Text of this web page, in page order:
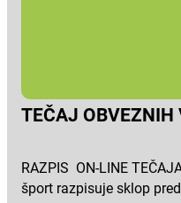
TEČAJ
RAZPIS ON-LINE
šport razpisuje sklop